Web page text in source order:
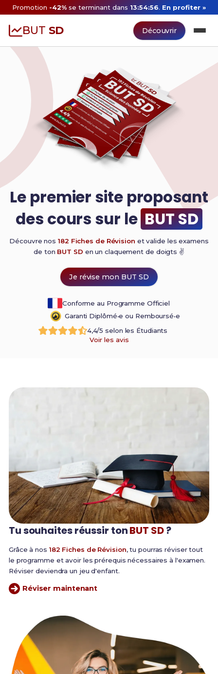
Promotion -42% se terminant dans 13:54:55. En profiter »
BUT SD Découvrir
Le premier site proposant
des cours sur leBUT SD
Découvre nos182 Fiches de Révision et valide les examens
de ton BUT SD en un claquement de doigts ✌️
Je révise mon BUT SD
Conforme au Programme Officiel
Garanti Diplômé•e ou Remboursé•e
4,4/5 selon les Étudiants
Voir les avis
Tu souhaites réussir tonBUT SD?
Grâce à nos 182 Fiches de Révision, tu pourras réviser tout
le programme et avoir les prérequis nécessaires à l'examen.
Réviser deviendra un jeu d'enfant.
Réviser maintenant